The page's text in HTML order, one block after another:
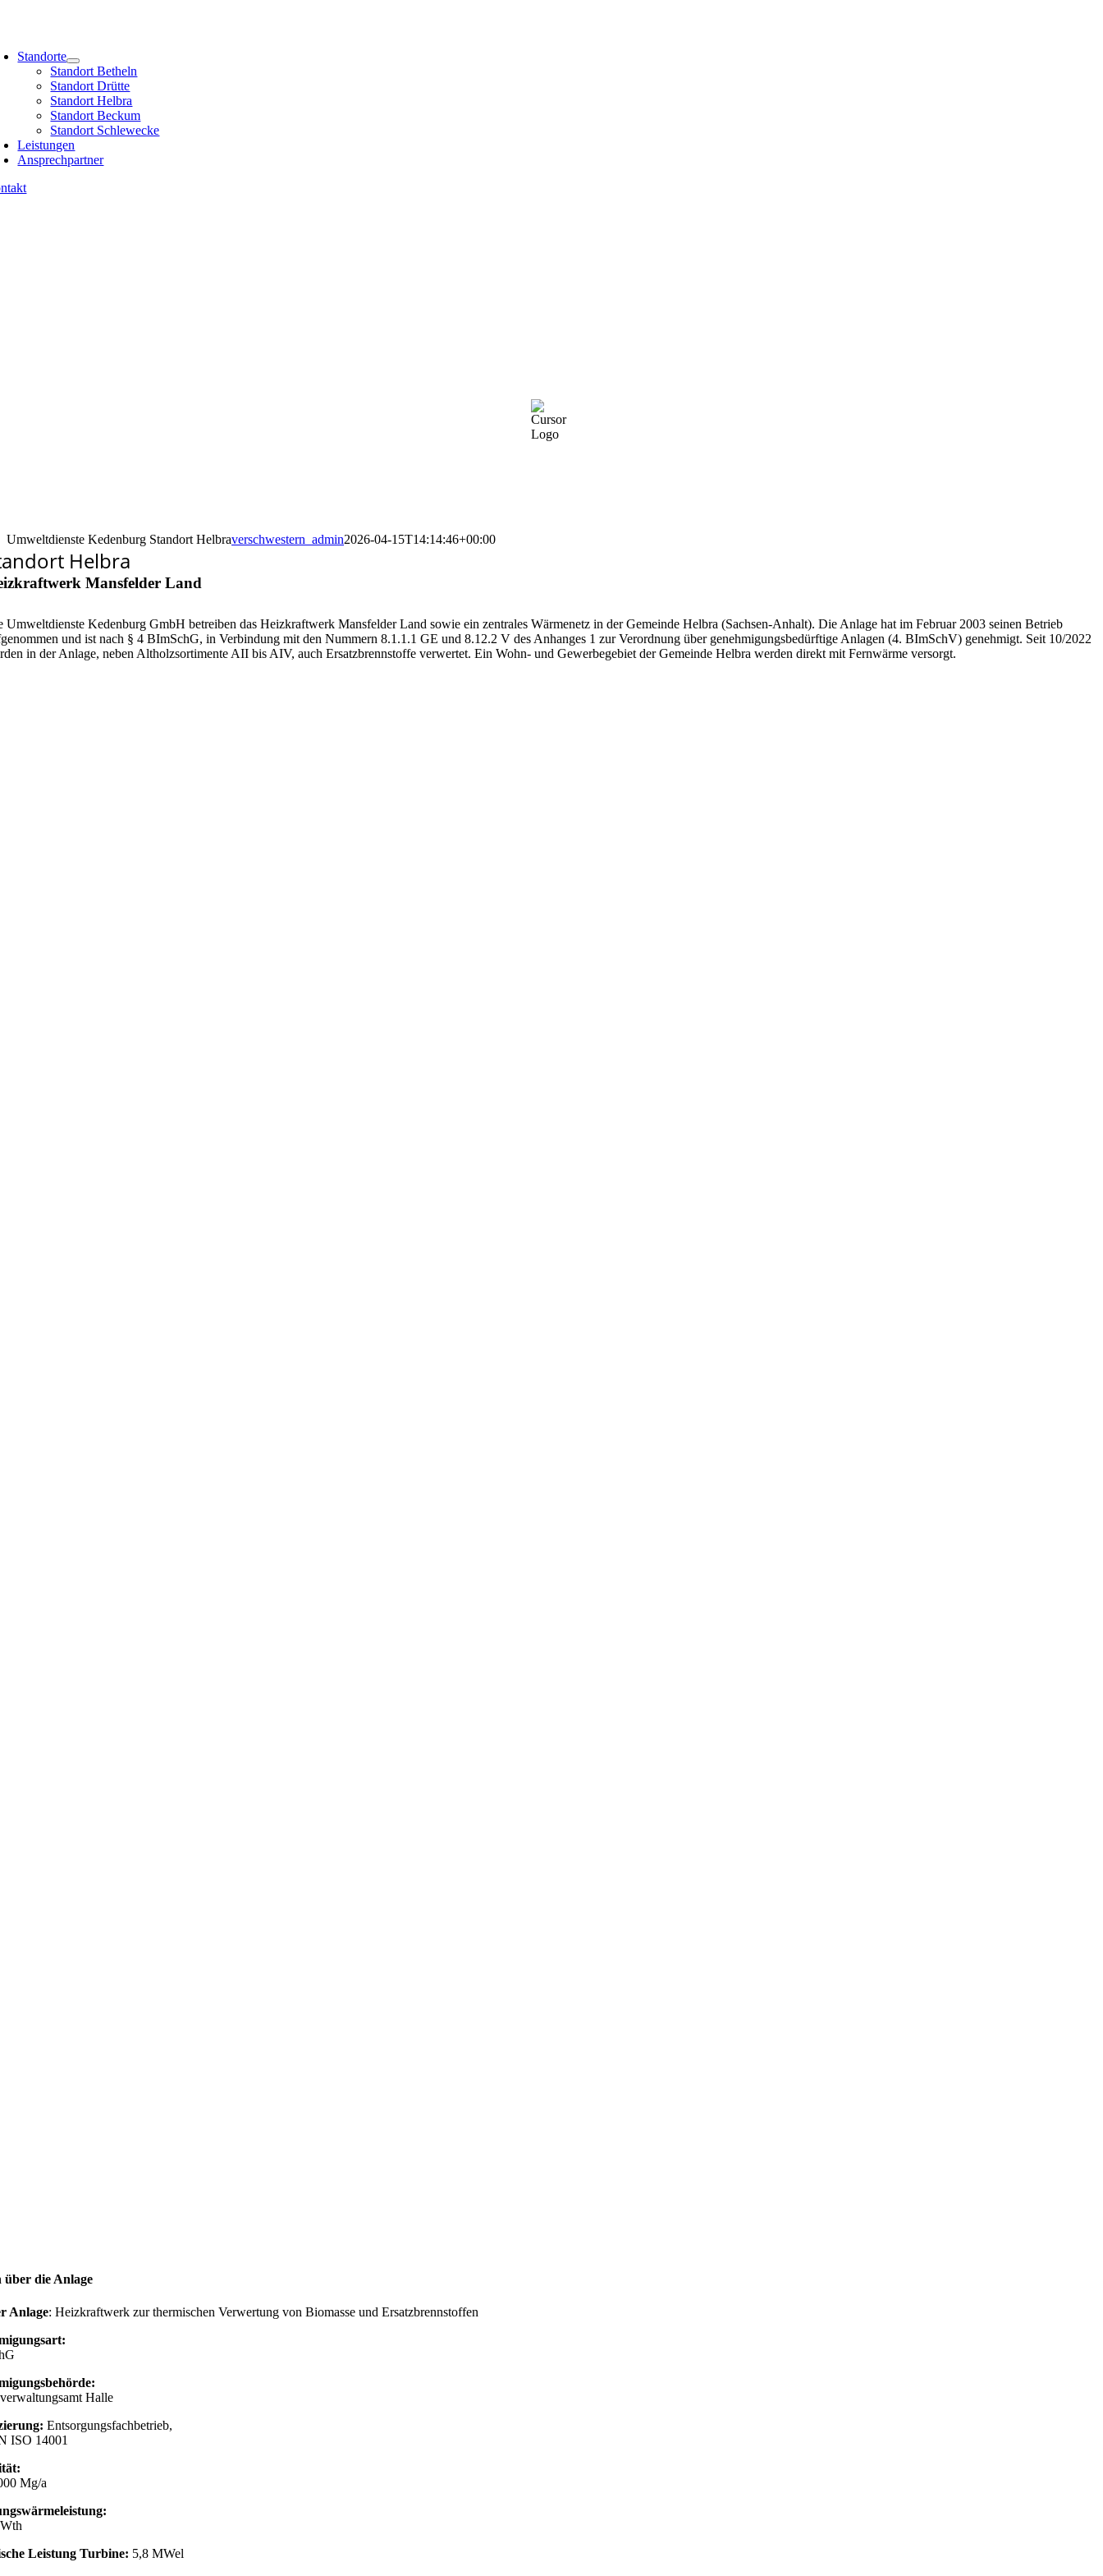
Standorte
Standort Betheln
Standort Drütte
Standort Helbra
Standort Beckum
Standort Schlewecke
Leistungen
Ansprechpartner
Umweltdienste Kedenburg Standort Helbraverschwestern_admin2026-04-15T14:14:46+00:00
Helbra
Mansfelder Land
Umweltdienste Kedenburg GmbH betreiben das Heizkraftwerk Mansfelder Land sowie ein zentrales Wärmenetz in der Gemeinde Helbra (Sachsen-Anhalt). Die Anlage hat im Februar 2003 seinen Betrieb
und ist nach § 4 BImSchG, in Verbindung mit den Nummern 8.1.1.1 GE und 8.12.2 V des Anhanges 1 zur Verordnung über genehmigungsbedürftige Anlagen (4. BImSchV) genehmigt. Seit 10/2022
in der Anlage, neben Altholzsortimente AII bis AIV, auch Ersatzbrennstoffe verwertet. Ein Wohn- und Gewerbegebiet der Gemeinde Helbra werden direkt mit Fernwärme versorgt.
über die Anlage
Anlage: Heizkraftwerk zur thermischen Verwertung von Biomasse und Ersatzbrennstoffen
Halle
Entsorgungsfachbetrieb,
ISO 14001
Mg/a
Leistung Turbine: 5,8 MWel